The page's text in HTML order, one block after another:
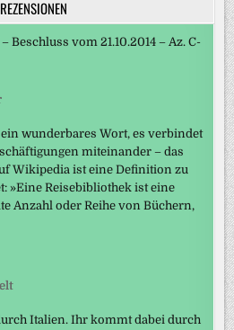
REZENSIONEN
Beschluss vom 21.10.2014 – Az. C-
wunderbares Wort, es verbindet
miteinander – das
Wikipedia ist eine Definition zu
»Eine Reisebibliothek ist eine
Anzahl oder Reihe von Büchern,
Italien. Ihr kommt dabei durch